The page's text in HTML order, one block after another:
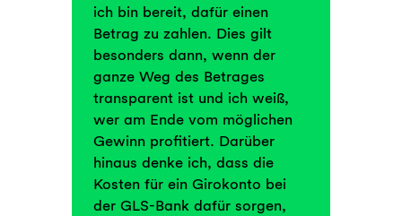
ich bin bereit, dafür einen
Betrag zu zahlen. Dies gilt
besonders dann, wenn der
ganze Weg des Betrages
transparent ist und ich weiß,
wer am Ende vom möglichen
Gewinn profitiert. Darüber
hinaus denke ich, dass die
Kosten für ein Girokonto bei
der GLS-Bank dafür sorgen,